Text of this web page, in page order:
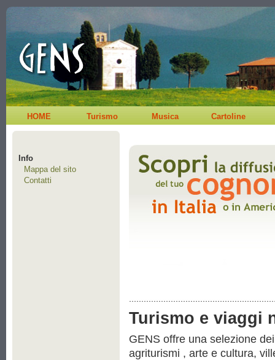
HOME Turismo Musica Cartoline
Info
Mappa del sito
Contatti
Turismo e viaggi
GENS offre una selezione
agriturismi , arte e cultura,